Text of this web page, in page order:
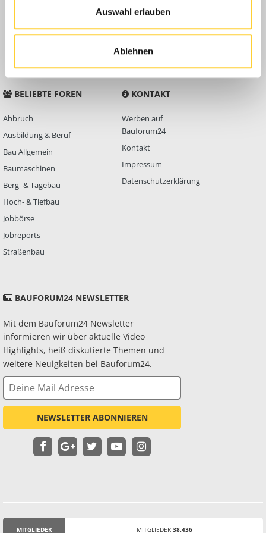
Auswahl erlauben
Ablehnen
Anleitungen
FAQ
Community Regeln
BELIEBTE FOREN
Abbruch
Ausbildung & Beruf
Bau Allgemein
Baumaschinen
Berg- & Tagebau
Hoch- & Tiefbau
Jobbörse
Jobreports
Straßenbau
KONTAKT
Werben auf
Bauforum24
Kontakt
Impressum
Datenschutzerklärung
BAUFORUM24 NEWSLETTER
Mit dem Bauforum24 Newsletter
informieren wir über aktuelle Video
Highlights, heiß diskutierte Themen und
weitere Neuigkeiten bei Bauforum24.
NEWSLETTER ABONNIEREN
MITGLIEDER MITGLIEDER 38.436